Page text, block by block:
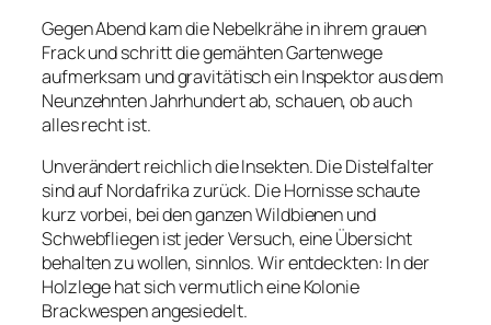
Gegen Abend kam die Nebelkrähe in ihrem grauen
Frack und schritt die gemähten Gartenwege
aufmerksam und gravitätisch ein Inspektor aus dem
Neunzehnten Jahrhundert ab, schauen, ob auch
alles recht ist.
Unverändert reichlich die Insekten. Die Distelfalter
sind auf Nordafrika zurück. Die Hornisse schaute
kurz vorbei, bei den ganzen Wildbienen und
Schwebfliegen ist jeder Versuch, eine Übersicht
behalten zu wollen, sinnlos. Wir entdeckten: In der
Holzlege hat sich vermutlich eine Kolonie
Brackwespen angesiedelt.